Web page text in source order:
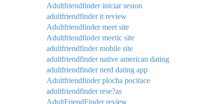
Adultfriendfinder iniciar sesion
adultfriendfinder it review
Adultfriendfinder meet site
Adultfriendfinder meetic site
adultfriendfinder mobile site
adultfriendfinder native american dating
adultfriendfinder nerd dating app
Adultfriendfinder plocha pocitace
adultfriendfinder rese?as
AdultFriendFinder review